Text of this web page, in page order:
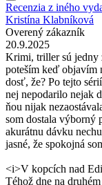
Recenzia z iného
Kristína Klabníková
Overený zákazník
20.9.2025
Krimi, triller sú jedny
poteším keď objavím
dosť, že? Po tejto
nej nepodarilo nejak
ňou nijak
som dostala výborný
akurátnu dávku
jasné, že spokojná
<i>V kopcích nad
Téhož dne na